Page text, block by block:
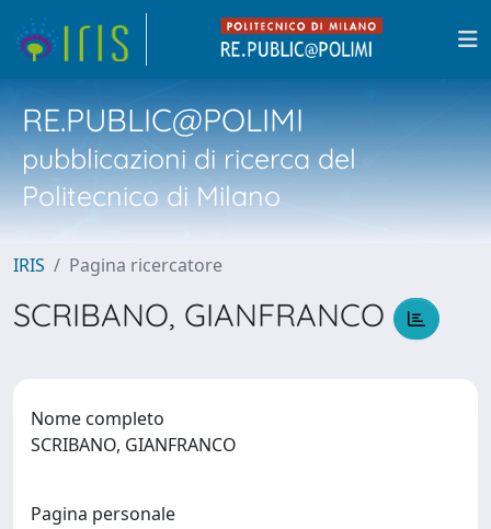
RE.PUBLIC@POLIMI
pubblicazioni di ricerca del
Politecnico di Milano
IRIS Pagina ricercatore
SCRIBANO, GIANFRANCO
Nome completo
SCRIBANO, GIANFRANCO
Pagina personale